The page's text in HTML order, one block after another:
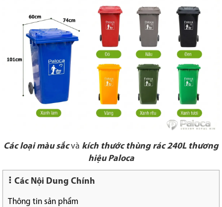
Các loại màu sắcvà kích thước thùng rác 240L thương
hiệu Paloca
Các Nội Dung Chính
Thông tin sản phẩm